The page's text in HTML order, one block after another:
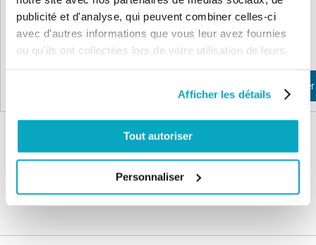
publicité et d'analyse, qui peuvent combiner celles-ci
avec d'autres informations que vous leur avez fournies
ou qu'ils ont collectées lors de votre utilisation de leurs
Afficher les détails
Tout autoriser
Personnaliser
467,75 €
389,79 €
357,89 €
298,24 €
Ajouter au panier